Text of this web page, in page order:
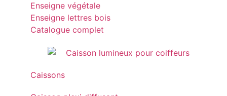
Enseigne végétale
Enseigne lettres bois
Catalogue complet
Caissons